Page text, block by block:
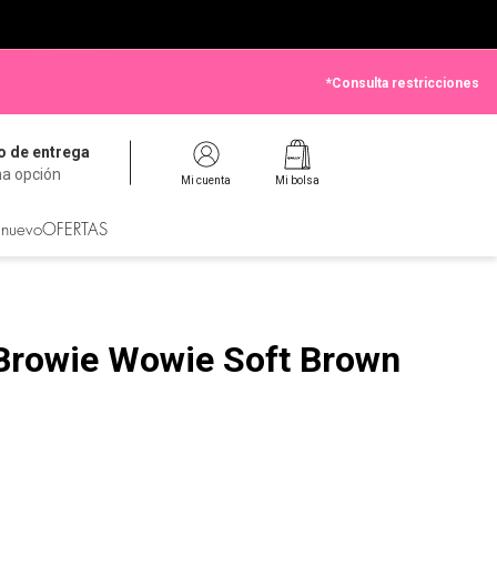
*Consulta restricciones
de entrega
opción
Mi cuenta Mi bolsa
OFERTAS
Wowie Soft Brown